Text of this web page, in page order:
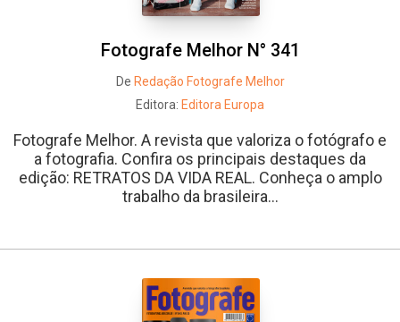
Fotografe Melhor N° 341
De Redação Fotografe Melhor
Editora: Editora Europa
Fotografe Melhor. A revista que valoriza o fotógrafo e
a fotografia. Confira os principais destaques da
edição: RETRATOS DA VIDA REAL. Conheça o amplo
trabalho da brasileira...